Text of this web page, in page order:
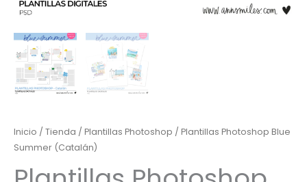
Inicio / Tienda / Plantillas Photoshop / Plantillas Photoshop Blue
Summer (Catalán)